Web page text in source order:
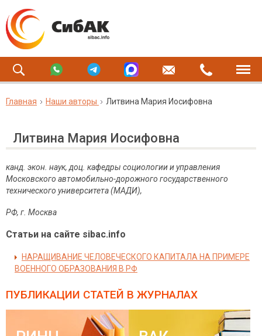
Главная Наши авторы Литвина Мария Иосифовна
Литвина Мария Иосифовна
канд. экон. наук, доц. кафедры социологии и управления
Московского автомобильно-дорожного государственного
технического университета (МАДИ),
РФ, г. Москва
Статьи на сайте sibac.info
НАРАЩИВАНИЕ ЧЕЛОВЕЧЕСКОГО КАПИТАЛА НА ПРИМЕРЕ
ВОЕННОГО ОБРАЗОВАНИЯ В РФ
ПУБЛИКАЦИИ СТАТЕЙ В ЖУРНАЛАХ